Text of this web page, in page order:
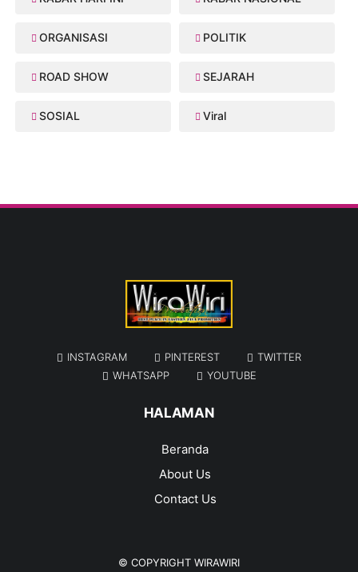
ORGANISASI POLITIK
ROAD SHOW SEJARAH
SOSIAL Viral
INSTAGRAM PINTEREST
TWITTER
WHATSAPP
YOUTUBE
HALAMAN
Beranda
About Us
Contact Us
© COPYRIGHT WIRAWIRI